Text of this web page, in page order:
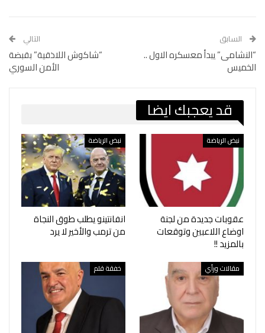
السابق
“النشامى” يبدأ معسكره الاول ..
الخميس
التالي
“شاكوش اللاذقية” بقبضة
الأمن السوري
قد يعجبك ايضا
نبض الرياضة
عقوبات جديدة من لجنة
اوضاع اللاعبين وتوقعات
بالمزيد !!
نبض الرياضة
انفانتينو يطلب طوق النجاة
من ترمب والأخير لا يرد
مقالات ورأي خفقة قلم